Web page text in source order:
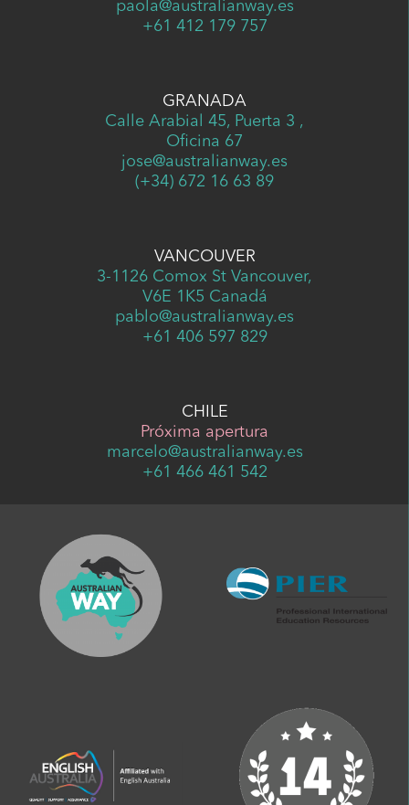
paola@australianway.es
+61 412 179 757
GRANADA
Calle Arabial 45, Puerta 3 ,
Oficina 67
jose@australianway.es
(+34) 672 16 63 89
VANCOUVER
3-1126 Comox St Vancouver,
V6E 1K5 Canadá
pablo@australianway.es
+61 406 597 829
CHILE
Próxima apertura
marcelo@australianway.es
+61 466 461 542